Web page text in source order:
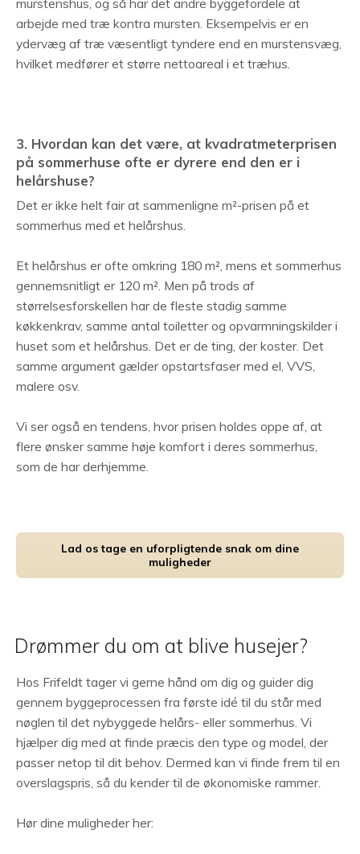
murstenshus, og så har det andre byggefordele at
arbejde med træ kontra mursten. Eksempelvis er en
ydervæg af træ væsentligt tyndere end en murstensvæg,
hvilket medfører et større nettoareal i et træhus.
3. Hvordan kan det være, at kvadratmeterprisen
på sommerhuse ofte er dyrere end den er i
helårshuse?
Det er ikke helt fair at sammenligne m²-prisen på et
sommerhus med et helårshus.
Et helårshus er ofte omkring 180 m², mens et sommerhus
gennemsnitligt er 120 m². Men på trods af
størrelsesforskellen har de fleste stadig samme
køkkenkrav, samme antal toiletter og opvarmningskilder i
huset som et helårshus. Det er de ting, der koster. Det
samme argument gælder opstartsfaser med el, VVS,
malere osv.
Vi ser også en tendens, hvor prisen holdes oppe af, at
flere ønsker samme høje komfort i deres sommerhus,
som de har derhjemme.
Lad os tage en uforpligtende snak om dine
muligheder
Drømmer du om at blive husejer?
Hos Frifeldt tager vi gerne hånd om dig og guider dig
gennem byggeprocessen fra første idé til du står med
nøglen til det nybyggede helårs- eller sommerhus. Vi
hjælper dig med at finde præcis den type og model, der
passer netop til dit behov. Dermed kan vi finde frem til en
overslagspris, så du kender til de økonomiske rammer.
Hør dine muligheder her: